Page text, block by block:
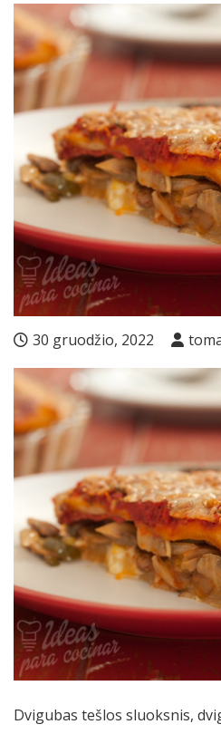
30 gruodžio, 2022
Dvigubas tešlos sluoksnis,